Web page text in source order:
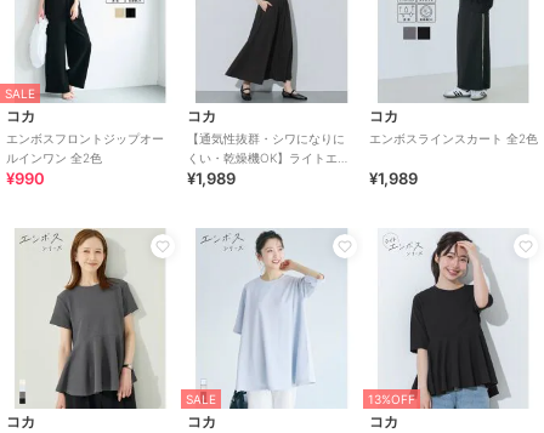
SALE
コカ
エンボスフロントジップオー
ルインワン 全2色
¥990
コカ
【通気性抜群・シワになりに
くい・乾燥機OK】ライトエン
ボスパネルフレアスカート 全2
¥1,989
コカ
エンボスラインスカート 全2色
¥1,989
コカ
SALE
コカ
13%OFF
コカ